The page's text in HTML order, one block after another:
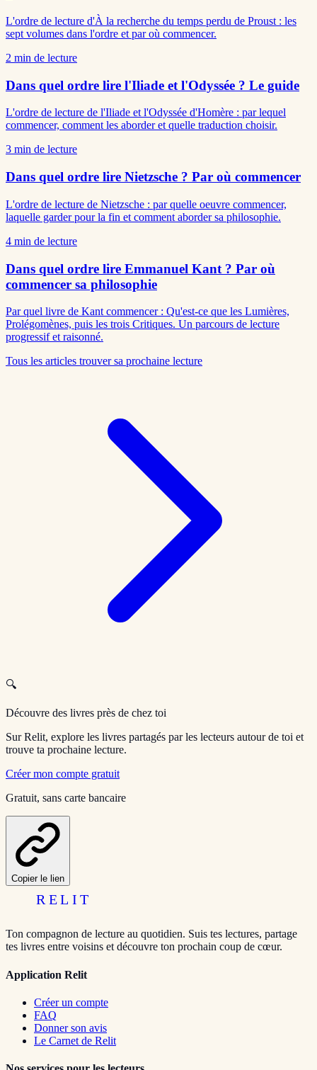
L'ordre de lecture d'À la recherche du temps perdu de Proust : les
sept volumes dans l'ordre et par où commencer.
2 min de lecture
Dans quel ordre lire l'Iliade et l'Odyssée ? Le guide
L'ordre de lecture de l'Iliade et l'Odyssée d'Homère : par lequel
commencer, comment les aborder et quelle traduction choisir.
3 min de lecture
Dans quel ordre lire Nietzsche ? Par où commencer
L'ordre de lecture de Nietzsche : par quelle oeuvre commencer,
laquelle garder pour la fin et comment aborder sa philosophie.
4 min de lecture
Dans quel ordre lire Emmanuel Kant ? Par où
commencer sa philosophie
Par quel livre de Kant commencer : Qu'est-ce que les Lumières,
Prolégomènes, puis les trois Critiques. Un parcours de lecture
progressif et raisonné.
Tous les articles trouver sa prochaine lecture
🔍
Découvre des livres près de chez toi
Sur Relit, explore les livres partagés par les lecteurs autour de toi et
trouve ta prochaine lecture.
Créer mon compte gratuit
Gratuit, sans carte bancaire
Copier le lien
RELIT
Ton compagnon de lecture au quotidien. Suis tes lectures, partage
tes livres entre voisins et découvre ton prochain coup de cœur.
Application Relit
Créer un compte
FAQ
Donner son avis
Le Carnet de Relit